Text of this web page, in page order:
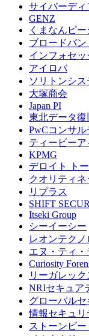
サイバーデ
GENZ
くまなんピー
ブロードバン
インフォセッ
アイロバ
ソリトンシ
大塚商会
Japan PI
東北データ復
PwCコンサ
ティービーア
KPMG
デロイト ト
クオリティネ
リプラス
SHIFT
Itseki Group
シーイーシー
レオンテクノ
エヌ・ティ
Curiosity
リーガレック
NRIセキュア
グローバルセ
情報セキュリ
ストーンビ